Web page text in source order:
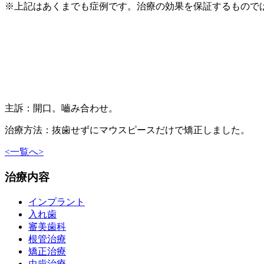
※上記はあくまでも症例です。治療の効果を保証するもので
主訴：開口。嚙み合わせ。
治療方法：抜歯せずにマウスピースだけで矯正しました。
<一覧へ>
治療内容
インプラント
入れ歯
審美歯科
根管治療
矯正治療